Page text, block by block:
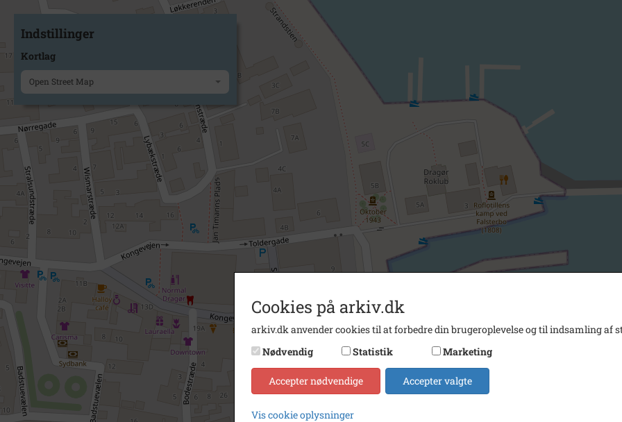
Indstillinger
Kortlag
Open Street Map
Cookies på arkiv.dk
arkiv.dk anvender cookies til at forbedre din brugeroplevelse og til indsamling af
Nødvendig
Statistik Marketing
Accepter nødvendige Accepter valgte
Vis cookie oplysninger